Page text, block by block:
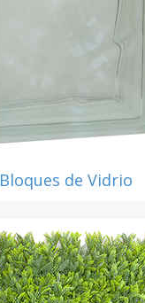
Bloques de Vidrio